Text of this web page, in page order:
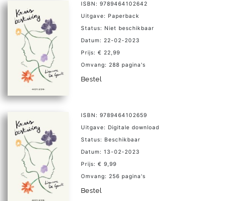
ISBN: 9789464102642
Uitgave: Paperback
Status: Niet beschikbaar
Datum: 22-02-2023
Prijs: € 22,99
Omvang: 288 pagina's
Bestel
ISBN: 9789464102659
Uitgave: Digitale download
Status: Beschikbaar
Datum: 13-02-2023
Prijs: € 9,99
Omvang: 256 pagina's
Bestel